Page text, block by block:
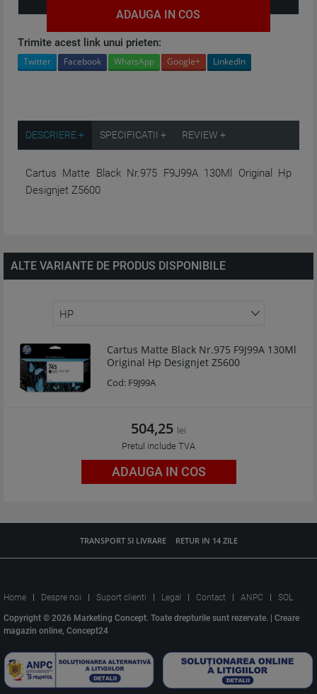
ADAUGA IN COS
Trimite acest link unui prieten:
Twitter Facebook WhatsApp Google+ LinkedIn
DESCRIERE + SPECIFICATII + REVIEW +
Cartus Matte Black Nr.975 F9J99A 130Ml Original Hp
Designjet Z5600
ALTE VARIANTE DE PRODUS DISPONIBILE
Cartus Matte Black Nr.975 F9J99A 130Ml
Original Hp Designjet Z5600
Cod:F9J99A
504,25 lei
Pretul include TVA
ADAUGA IN COS
TRANSPORT SI LIVRARE RETUR IN 14 ZILE
Home Despre noi Suport clienti Legal Contact ANPC SOL
Copyright © 2026 Marketing Concept. Toate drepturile sunt rezervate. | Creare
magazin online, Concept24